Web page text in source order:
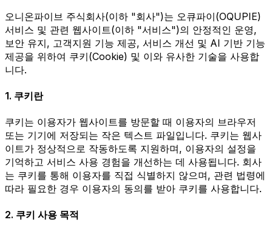
오니온파이브 주식회사(이하 "회사")는 오큐파이(OQUPIE)
서비스 및 관련 웹사이트(이하 "서비스")의 안정적인 운영,
보안 유지, 고객지원 기능 제공, 서비스 개선 및 AI 기반 기능
제공을 위하여 쿠키(Cookie) 및 이와 유사한 기술을 사용합
니다.
1. 쿠키란
쿠키는 이용자가 웹사이트를 방문할 때 이용자의 브라우저
또는 기기에 저장되는 작은 텍스트 파일입니다. 쿠키는 웹사
이트가 정상적으로 작동하도록 지원하며, 이용자의 설정을
기억하고 서비스 사용 경험을 개선하는 데 사용됩니다. 회사
는 쿠키를 통해 이용자를 직접 식별하지 않으며, 관련 법령에
따라 필요한 경우 이용자의 동의를 받아 쿠키를 사용합니다.
2. 쿠키 사용 목적